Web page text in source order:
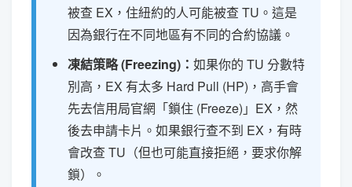
被查 EX，住紐約的人可能被查 TU。這是
因為銀行在不同地區有不同的合約協議。
凍結策略 (Freezing)： 如果你的 TU 分數特
別高，EX 有太多 Hard Pull (HP)，高手會
先去信用局官網「鎖住 (Freeze)」EX，然
後去申請卡片。如果銀行查不到 EX，有時
會改查 TU（但也可能直接拒絕，要求你解
鎖）。